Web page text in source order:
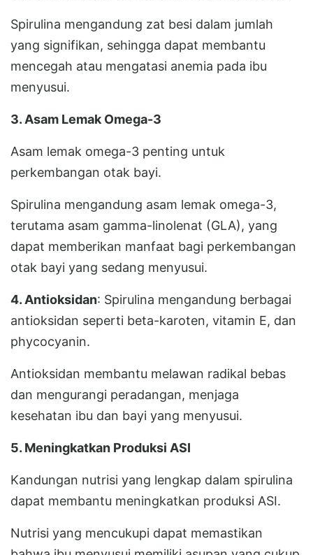
Spirulina mengandung zat besi dalam jumlah
yang signifikan, sehingga dapat membantu
mencegah atau mengatasi anemia pada ibu
menyusui.
3. Asam Lemak Omega-3
Asam lemak omega-3 penting untuk
perkembangan otak bayi.
Spirulina mengandung asam lemak omega-3,
terutama asam gamma-linolenat (GLA), yang
dapat memberikan manfaat bagi perkembangan
otak bayi yang sedang menyusui.
4. Antioksidan: Spirulina mengandung berbagai
antioksidan seperti beta-karoten, vitamin E, dan
phycocyanin.
Antioksidan membantu melawan radikal bebas
dan mengurangi peradangan, menjaga
kesehatan ibu dan bayi yang menyusui.
5. Meningkatkan Produksi ASI
Kandungan nutrisi yang lengkap dalam spirulina
dapat membantu meningkatkan produksi ASI.
Nutrisi yang mencukupi dapat memastikan